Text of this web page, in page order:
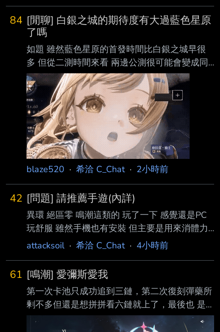
84 [閒聊] 白銀之城的期待度有大過藍色星原
了嗎
如題 雖然藍色星原的首發時間比白銀之城早很
多 但從二測時間來看 兩邊公測很可能會變成同
期的關係 雖然藍色星頂著黃雞之名從一開始就
獲得了紳士的關注 但從兩邊二測的討論度來看
白銀之城感覺聲勢已經超過藍色星原了? 就算撇
除掉那個起節奏的短褲騎士團不提 不管是對於
角色(兔子騎士紅薔薇灰姑娘女僕醫生) 還是對於
故事 世界觀 都有比較踴躍的討論 反過來看藍色
星原 我印象中都是在討論奇波農不農 胖次色不
色 角色都在討論奶子 故事 世界觀感覺大家也都
直接有共識不是賣點 網路上的評測對藍色星原
也是有吸引人的點 未來可期之
blaze520 · 希洽 C_Chat· 2小時前
42 [問題] 請推薦手遊(內詳)
異環 絕區零 鳴潮這類的 玩了一下 感覺還是PC
玩舒服 雖然手機也有安裝 但主要是用來消體力/
解每日 真的要在手機上玩 感覺所謂2遊 個人都
之前有玩得開心的 主要是 寶可夢冠軍 卡厄思
SV MD 前陣子因為較忙 除了寶可冠 剛好都沒玩
了 現在在想找一款重新下載回來玩 這幾款近況
推薦嗎? 或者有其他推薦嗎? 也沒有一定要對戰
遊戲 也考慮要不要入坑馬娘坐牢 -- 真的 絕區我
attacksoil· 希洽 C_Chat· 4小時前
61 [鳴潮] 愛彌斯愛我
第一次卡池只成功追到三鏈，第二次復刻彈藥所
剰不多但還是想拼拼看六鏈就上了，最後也 是
成功迎接第一位滿鏈的角色！